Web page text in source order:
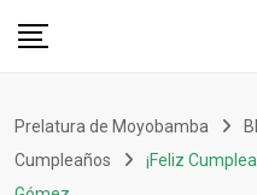
Prelatura de Moyobamba
Cumpleaños
¡Feliz